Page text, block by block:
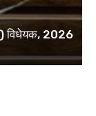
विधेयक, 2026